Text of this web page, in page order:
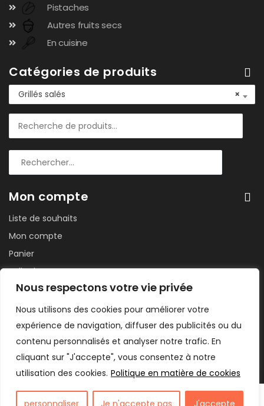
Nous respectons votre vie privée
Nous utilisons des cookies pour améliorer votre
expérience de navigation, diffuser des publicités ou du
contenu personnalisés et analyser notre trafic. En
cliquant sur "J'accepte", vous consentez à notre
utilisation des cookies. Politique en matière de cookies
personnaliser Je n'accepte pas J'accepte
Pistaches
Autres fruits secs
En cuisine
Catégories de produits
×
Grillés salés
Mon compte
Liste de souhaits
Mon compte
Panier
Salle de sport
Suivi de commande
Tableau de bord
France Fruits Secs 2024. Site conçu par WEBOSS Digital